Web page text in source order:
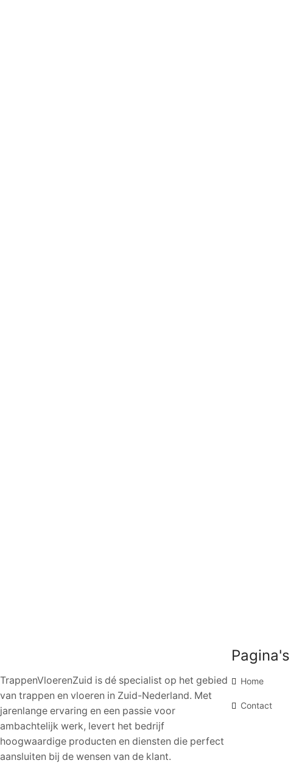
TrappenVloerenZuid is dé specialist op het gebied
van trappen en vloeren in Zuid-Nederland. Met
jarenlange ervaring en een passie voor
ambachtelijk werk, levert het bedrijf
hoogwaardige producten en diensten die perfect
aansluiten bij de wensen van de klant.
Pagina's
Home
Contact